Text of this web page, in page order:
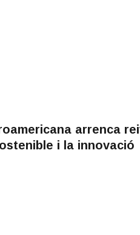
arrenca
i la innovació